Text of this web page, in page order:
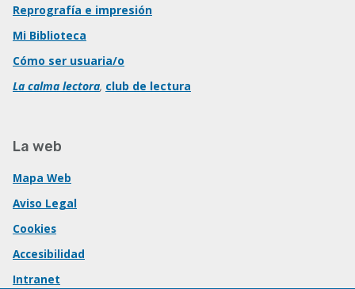
Reprografía e impresión
Mi Biblioteca
Cómo ser usuaria/o
La calma lectora, club de lectura
La web
Mapa Web
Aviso Legal
Cookies
Accesibilidad
Intranet